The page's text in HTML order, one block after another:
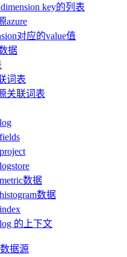
key的列表
azure
对应的value值
据
词表
关联词表
数据
数据
的上下文
据源